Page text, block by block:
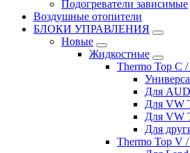
Подогреватели зависимые
Воздушные отопители
БЛОКИ УПРАВЛЕНИЯ
Новые
Жидкостные
Thermo Top C
Для
Для VW
Для VW
Для
Thermo Top V